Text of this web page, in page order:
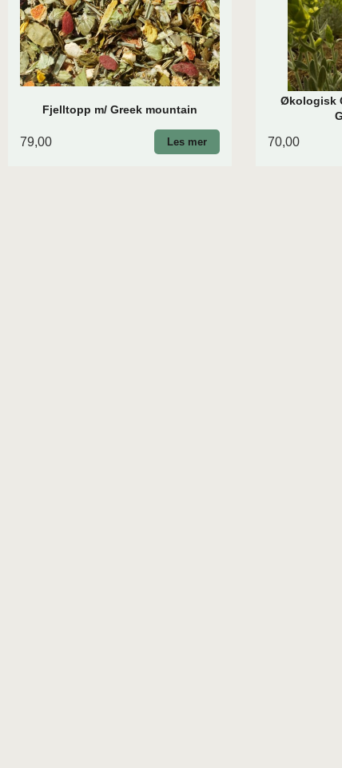
Fjelltopp m/ Greek mountain
79,00 Les mer
Økologisk
70,00